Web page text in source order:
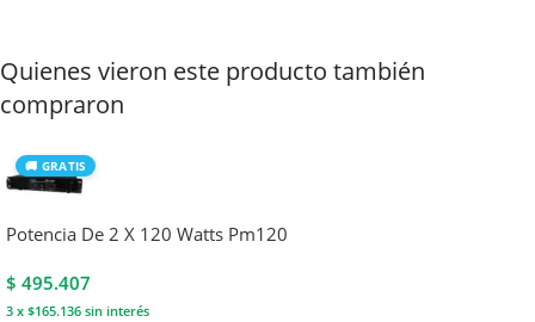
Quienes vieron este producto también
compraron
🚚 GRATIS
Potencia De 2 X 120 Watts Pm120
$ 495.407
3 x $165.136 sin interés